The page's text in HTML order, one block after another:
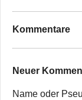
Kommentare
Neuer
Name oder